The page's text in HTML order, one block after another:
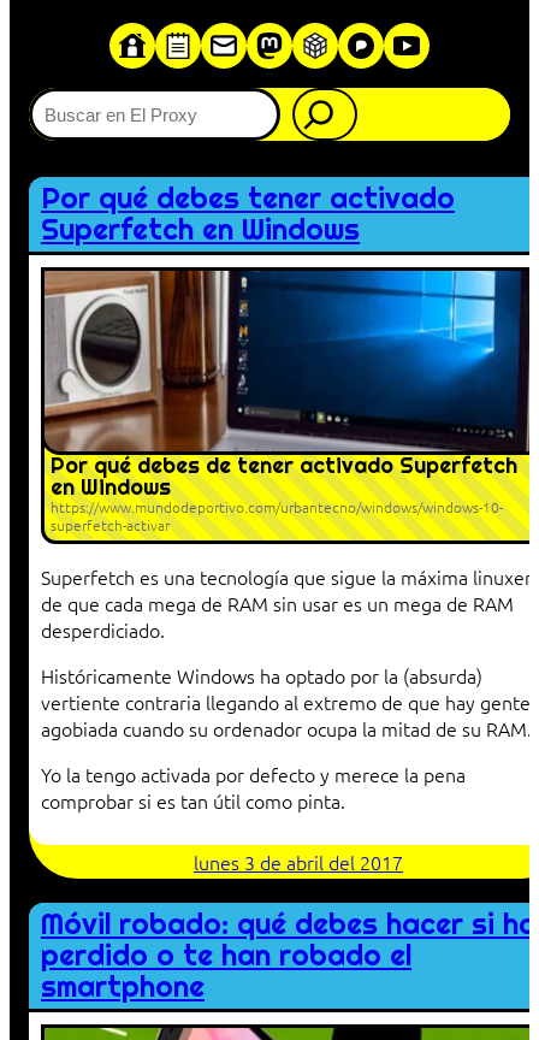
Buscar
Por qué debes tener activado
Superfetch en Windows
Por qué debes de tener activado Superfetch
en Windows
https://www.mundodeportivo.com/urbantecno/windows/windows-10-
superfetch-activar
Superfetch es una tecnología que sigue la máxima
de que cada mega de RAM sin usar es un mega de RAM
desperdiciado.
Históricamente Windows ha optado por la (absurda)
vertiente contraria llegando al extremo de que hay gente
agobiada cuando su ordenador ocupa la mitad de su RAM.
Yo la tengo activada por defecto y merece la pena
comprobar si es tan útil como pinta.
lunes 3 de abril del 2017
Móvil robado: qué debes hacer si
perdido o te han robado el
smartphone